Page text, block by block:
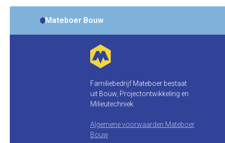
Mateboer Bouw
Familiebedrijf Mateboer bestaat
uit Bouw, Projectontwikkeling en
Milieutechniek.
Algemene voorwaarden Mateboer
Bouw